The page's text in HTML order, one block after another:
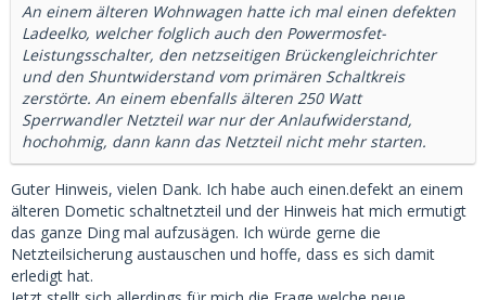
An einem älteren Wohnwagen hatte ich mal einen defekten
Ladeelko, welcher folglich auch den Powermosfet-
Leistungsschalter, den netzseitigen Brückengleichrichter
und den Shuntwiderstand vom primären Schaltkreis
zerstörte. An einem ebenfalls älteren 250 Watt
Sperrwandler Netzteil war nur der Anlaufwiderstand,
hochohmig, dann kann das Netzteil nicht mehr starten.
Guter Hinweis, vielen Dank. Ich habe auch einen.defekt an einem
älteren Dometic schaltnetzteil und der Hinweis hat mich ermutigt
das ganze Ding mal aufzusägen. Ich würde gerne die
Netzteilsicherung austauschen und hoffe, dass es sich damit
erledigt hat.